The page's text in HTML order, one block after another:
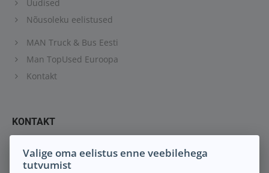
Uudised
Nõusoleku eelistused
MAN Truck & Bus Eesti
Man TopUsed Euroopa
Kontakt
KONTAKT
Keil M.A. OÜ
Peterburi tee 88
Valige oma eelistus enne veebilehega
tutvumist